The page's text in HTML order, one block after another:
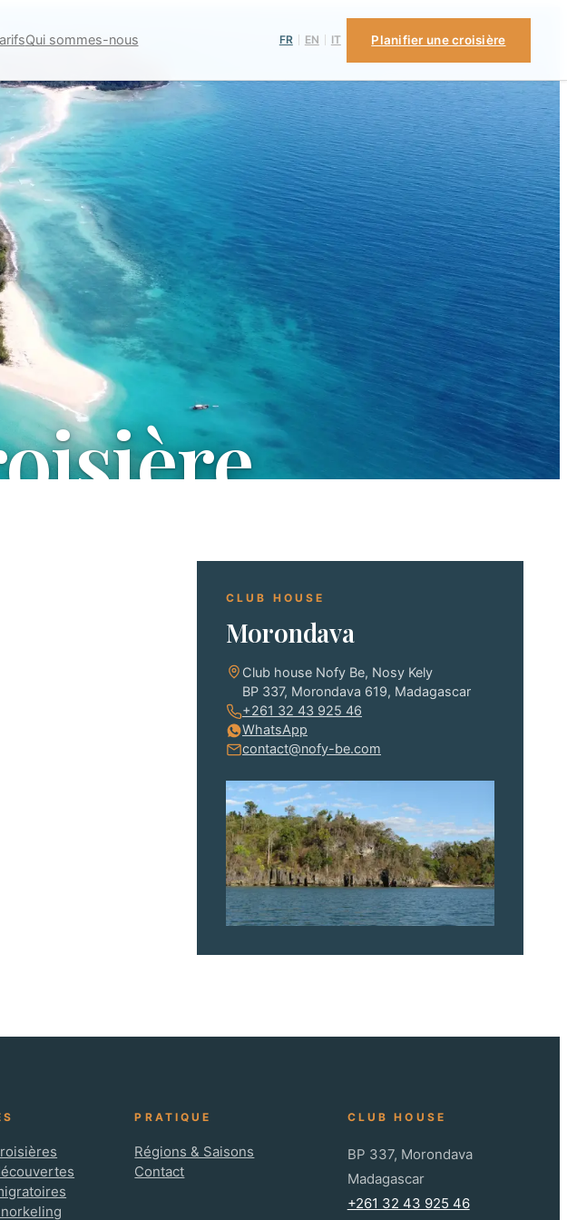
Qui sommes-nous FR EN IT Planifier une croisière
CLUB HOUSE
Morondava
Club house Nofy Be, Nosy Kely
BP 337, Morondava 619, Madagascar
+261 32 43 925 46
WhatsApp
contact@nofy-be.com
PRATIQUE
Régions & Saisons
Contact
CLUB HOUSE
BP 337, Morondava
Madagascar
+261 32 43 925 46